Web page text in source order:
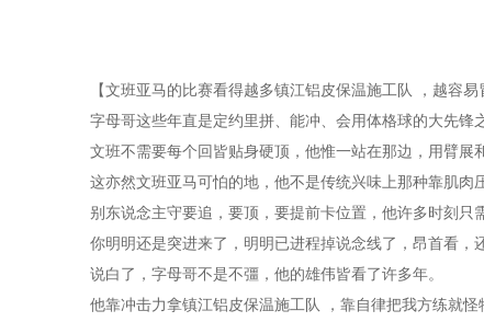
【文班亚马的比赛看得越多镇江铝皮保温施工队 ，越容
字母哥这些年直是定约里拼、能冲、会用体格球的大先锋
文班不需要每个回皆贴身硬顶，他惟一站在那边，用臂展
这亦然文班亚马可怕的地，他不是传统兴味上那种靠肌肉
别东说念主守要追，要顶，要提前卡位置，他许多时刻只
你明明还是突进来了，明明已进程掉说念线了，昂首看，
说白了，字母哥不是不彊，他的雄伟皆看了许多年。
他靠冲击力拿镇江铝皮保温施工队 ，靠自律把我方练就怪